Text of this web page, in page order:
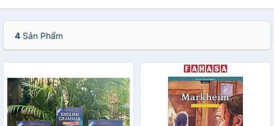
4 Sản Phẩm